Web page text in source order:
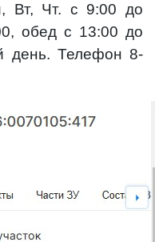
Вт, Чт. с 9:00 до
обед с 13:00 до
день. Телефон 8-